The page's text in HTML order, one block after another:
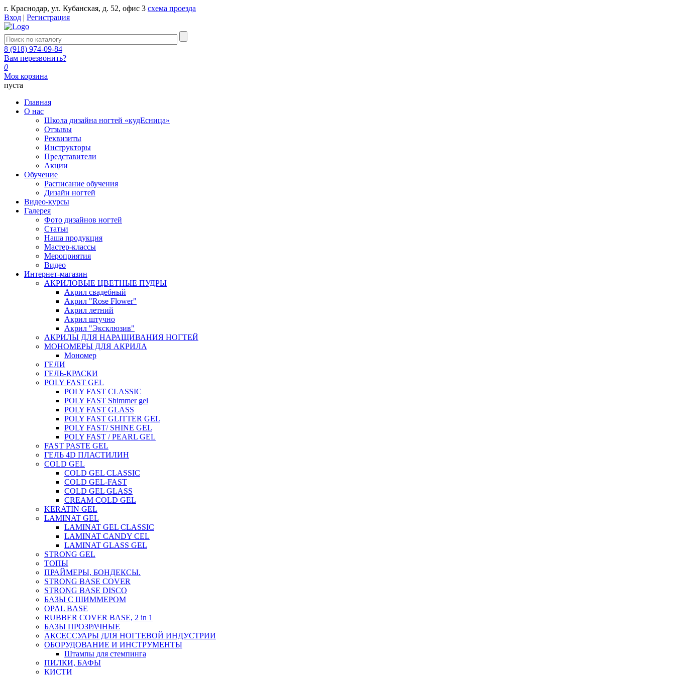
г. Краснодар, ул. Кубанская, д. 52, офис 3 схема проезда
Вход | Регистрация
8 (918) 974-09-84
Вам перезвонить?
0
Моя корзина
пуста
Главная
О нас
Школа дизайна ногтей «кудЕсница»
Отзывы
Реквизиты
Инструкторы
Представители
Акции
Обучение
Расписание обучения
Дизайн ногтей
Видео-курсы
Галерея
Фото дизайнов ногтей
Статьи
Наша продукция
Мастер-классы
Мероприятия
Видео
Интернет-магазин
АКРИЛОВЫЕ ЦВЕТНЫЕ ПУДРЫ
Акрил свадебный
Акрил "Rose Flower"
Акрил летний
Акрил штучно
Акрил "Эксклюзив"
АКРИЛЫ ДЛЯ НАРАЩИВАНИЯ НОГТЕЙ
МОНОМЕРЫ ДЛЯ АКРИЛА
Мономер
ГЕЛИ
ГЕЛЬ-КРАСКИ
POLY FAST GEL
POLY FAST CLASSIC
POLY FAST Shimmer gel
POLY FAST GLASS
POLY FAST GLITTER GEL
POLY FAST/ SHINE GEL
POLY FAST / PEARL GEL
FAST PASTE GEL
ГЕЛЬ 4D ПЛАСТИЛИН
COLD GEL
COLD GEL CLASSIC
COLD GEL-FAST
COLD GEL GLASS
CREAM COLD GEL
KERATIN GEL
LAMINAT GEL
LAMINAT GEL CLASSIС
LAMINAT CANDY CEL
LAMINAT GLASS GEL
STRONG GEL
ТОПЫ
ПРАЙМЕРЫ, БОНДЕКСЫ.
STRONG BASE COVER
STRONG BASE DISCO
БАЗЫ С ШИММЕРОМ
OPAL BASE
RUBBER COVER BASE, 2 in 1
БАЗЫ ПРОЗРАЧНЫЕ
АКСЕССУАРЫ ДЛЯ НОГТЕВОЙ ИНДУСТРИИ
ОБОРУДОВАНИЕ И ИНСТРУМЕНТЫ
Штампы для стемпинга
ПИЛКИ, БАФЫ
КИСТИ